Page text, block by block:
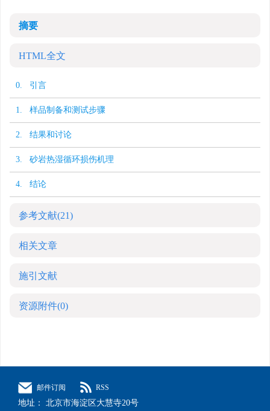
摘要
HTML全文
0. 引言
1. 样品制备和测试步骤
2. 结果和讨论
3. 砂岩热湿循环损伤机理
4. 结论
参考文献(21)
相关文章
施引文献
资源附件(0)
邮件订阅 RSS
地址： 北京市海淀区大慧寺20号